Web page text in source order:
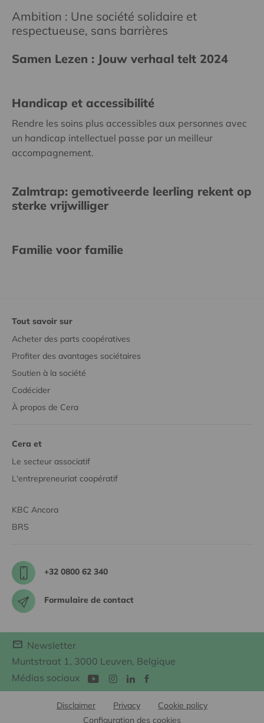
Ambition : Une société solidaire et
respectueuse, sans barrières
Samen Lezen : Jouw verhaal telt 2024
Handicap et accessibilité
Rendre les soins plus accessibles aux personnes avec
un handicap intellectuel passe par un meilleur
accompagnement.
Zalmtrap: gemotiveerde leerling rekent op
sterke vrijwilliger
Familie voor familie
Tout savoir sur
Acheter des parts coopératives
Profiter des avantages sociétaires
Soutien à la société
Codécider
À propos de Cera
Cera et
Le secteur associatif
L'entrepreneuriat coopératif
KBC Ancora
BRS
+32 0800 62 340
Formulaire de contact
Newsletter
Muntstraat 1, 3000 Leuven, Belgique
Médias sociaux
Disclaimer Privacy
Cookie policy
Configuration des cookies